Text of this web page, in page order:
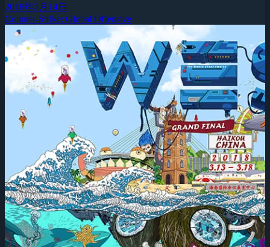
2018年3月14日
Counter-Strike: Global Offensive